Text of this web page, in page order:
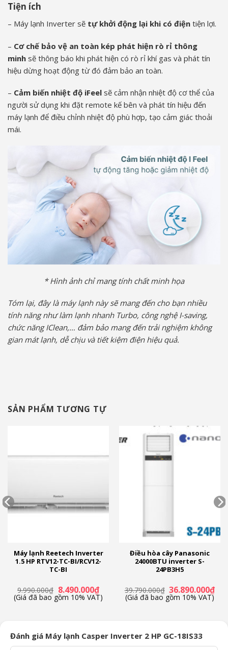
Tiện ích
– Máy lạnh Inverter sẽ tự khởi động lại khi có điện tiện lợi.
– Cơ chế bảo vệ an toàn kép phát hiện rò rỉ thông
minh sẽ thông báo khi phát hiện có rò rỉ khí gas và phát tín
hiệu dừng hoạt động từ đó đảm bảo an toàn.
– Cảm biến nhiệt độ iFeel sẽ cảm nhận nhiệt độ cơ thể của
người sử dụng khi đặt remote kế bên và phát tín hiệu đến
máy lạnh để điều chỉnh nhiệt độ phù hợp, tạo cảm giác thoải
mái.
* Hình ảnh chỉ mang tính chất minh họa
Tóm lại, đây là máy lạnh này sẽ mang đến cho bạn nhiều
tính năng như làm lạnh nhanh Turbo, công nghệ I-saving,
chức năng IClean,… đảm bảo mang đến trải nghiệm không
gian mát lạnh, dễ chịu và tiết kiệm điện hiệu quả.
SẢN PHẨM TƯƠNG TỰ
Máy lạnh Reetech Inverter
1.5 HP RTV12-TC-BI/RCV12-
TC-BI
9.990.000₫ Giá
gốc
là:
8.490.000₫Giá
hiện
tại
(Giá đã bao gồm 10% VAT)
Điều hòa cây Panasonic
24000BTU inverter S-
24PB3H5
39.790.000₫ Giá
gốc
là:
36.890.000₫Giá
(Giá đã bao gồm 10% VAT)
Đánh giá Máy lạnh Casper Inverter 2 HP GC-18IS33